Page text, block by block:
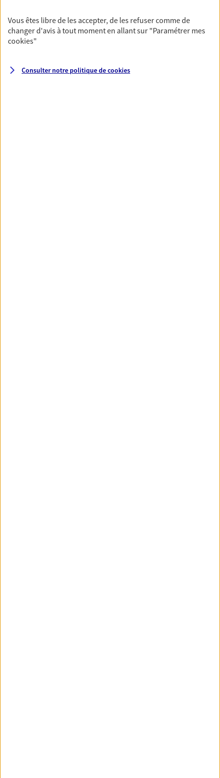
Multirisque Entreprise
Gagnez en simplicité et en sérénité avec votre
assurance multirisque entreprise. Un contrat
équipements et stocks… sans oublier votre
responsabilité civile.
Vous êtes libre de les accepter, de les refuser comme de
changer d'avis à tout moment en allant sur "Paramétrer mes
cookies"
Consulter notre politique decookies